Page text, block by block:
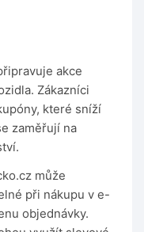
akce
Zákazníci
které sníží
zaměřují na
může
při nákupu v e-
objednávky.